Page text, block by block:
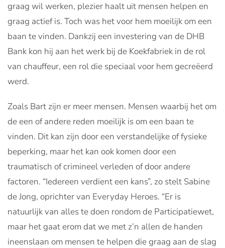
graag wil werken, plezier haalt uit mensen helpen en
graag actief is. Toch was het voor hem moeilijk om een
baan te vinden. Dankzij een investering van de DHB
Bank kon hij aan het werk bij de Koekfabriek in de rol
van chauffeur, een rol die speciaal voor hem gecreëerd
werd.
Zoals Bart zijn er meer mensen. Mensen waarbij het om
de een of andere reden moeilijk is om een baan te
vinden. Dit kan zijn door een verstandelijke of fysieke
beperking, maar het kan ook komen door een
traumatisch of crimineel verleden of door andere
factoren. “Iedereen verdient een kans”, zo stelt Sabine
de Jong, oprichter van Everyday Heroes. “Er is
natuurlijk van alles te doen rondom de Participatiewet,
maar het gaat erom dat we met z’n allen de handen
ineenslaan om mensen te helpen die graag aan de slag